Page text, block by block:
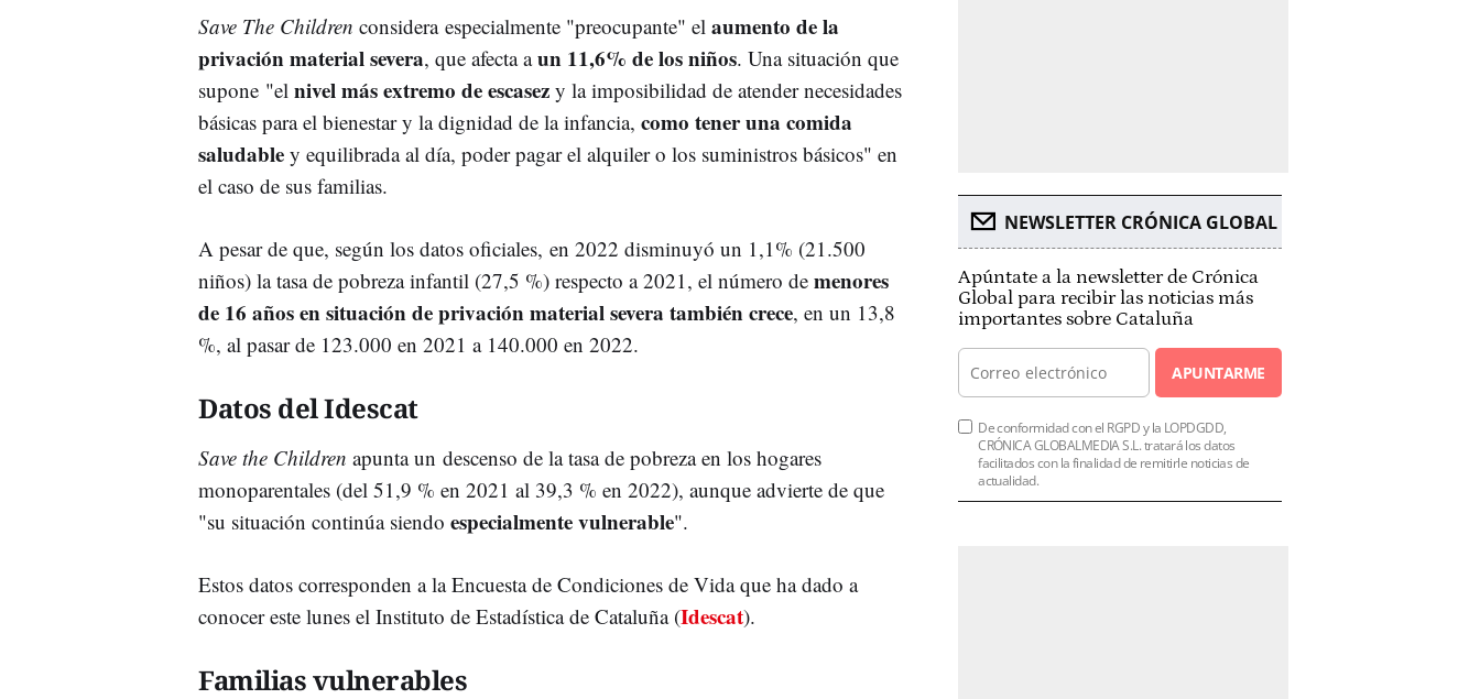
Save The Children considera especialmente "preocupante" el aumento de la
privación material severa, que afecta aun 11,6% de los niños. Una situación que
supone "el nivel más extremo de escasez y la imposibilidad de atender necesidades
básicas para el bienestar y la dignidad de la infancia, como tener una comida
saludable y equilibrada al día, poder pagar el alquiler o los suministros básicos" en
el caso de sus familias.
A pesar de que, según los datos oficiales, en 2022 disminuyó un 1,1% (21.500
niños) la tasa de pobreza infantil (27,5 %) respecto a 2021, el número de menores
de 16 años en situación de privación material severa también crece, en un 13,8
%, al pasar de 123.000 en 2021 a 140.000 en 2022.
Datos del Idescat
Save the Children apunta un descenso de la tasa de pobreza en los hogares
monoparentales (del 51,9 % en 2021 al 39,3 % en 2022), aunque advierte de que
"su situación continúa siendo especialmente vulnerable".
Estos datos corresponden a la Encuesta de Condiciones de Vida que ha dado a
conocer este lunes el Instituto de Estadística de Cataluña (Idescat).
Familias vulnerables
NEWSLETTER CRÓNICA GLOBAL
Apúntate a la newsletter de Crónica
Global para recibir las noticias más
importantes sobre Cataluña
APUNTARME
De conformidad con el RGPD y la LOPDGDD,
CRÓNICA GLOBALMEDIA S.L. tratará los datos
facilitados con la finalidad de remitirle noticias de
actualidad.